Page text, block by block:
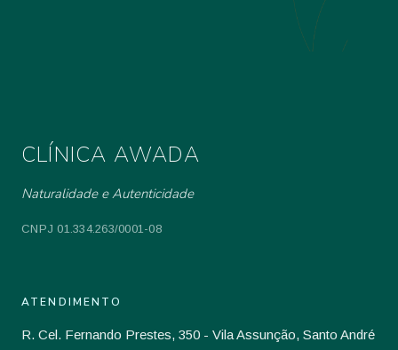
CLÍNICA AWADA
Naturalidade e Autenticidade
CNPJ 01.334.263/0001-08
ATENDIMENTO
R. Cel. Fernando Prestes, 350 - Vila Assunção, Santo André